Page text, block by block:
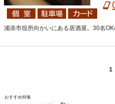
浦添市役所向かいにある居酒屋。30名
1
おすすめ特集